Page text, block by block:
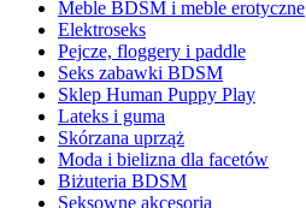
Meble BDSM i meble erotyczne
Elektroseks
Pejcze, floggery i paddle
Seks zabawki BDSM
Sklep Human Puppy Play
Lateks i guma
Skórzana uprząż
Moda i bielizna dla facetów
Biżuteria BDSM
Seksowne akcesoria